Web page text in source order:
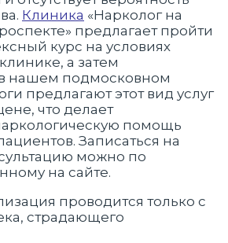
Клиника «Нарколог на
предлагает пройти
курс на условиях
а затем
нашем подмосковном
предлагают этот вид услуг
что делает
помощь
Записаться на
можно по
на сайте.
проводится только с
страдающего